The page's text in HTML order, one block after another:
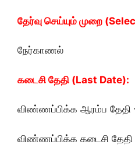
தேர்வு செய்யும் முறை
நேர்காணல்
கடைசி தேதி (Last Date):
விண்ணப்பிக்க ஆரம்ப தேதி
விண்ணப்பிக்க கடைசி தேதி